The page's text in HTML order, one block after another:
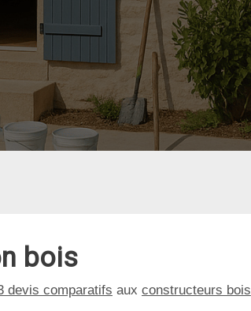
bois
devis comparatifs aux constructeurs bois